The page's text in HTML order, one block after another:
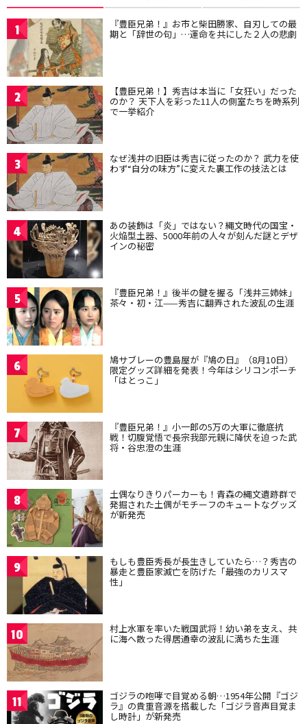
1 『豊臣兄弟！』お市と柴田勝家、自刃しての最
期と「辞世の句」…運命を共にした２人の悲劇
2 【豊臣兄弟！】秀吉は本当に「女狂い」だった
のか？ 天下人を彩った11人の側室たちを時系列
で一挙紹介
3 なぜ浅井の旧臣は秀吉に従ったのか？ 武力を使
わず“自分の味方”に変えた裏工作の技法とは
4 あの装飾は「炎」ではない？縄文時代の国宝・
火焔型土器、5000年前の人々が刻んだ謎とデザ
インの秘密
5 『豊臣兄弟！』後半の鍵を握る「浅井三姉妹」
茶々・初・江——秀吉に翻弄された波乱の生涯
6 鳩サブレーの豊島屋が『鳩の日』（8月10日）
限定グッズ詳細を発表！今年はシリコンポーチ
「はとっこ」
7 『豊臣兄弟！』小一郎の5万の大軍に徹底抗
戦！切腹覚悟で長宗我部元親に降伏を迫った武
将・谷忠澄の生涯
8 土偶なりきりパーカーも！青森の縄文遺跡群で
発掘された土偶がモチーフのキュートなグッズ
が新発売
9 もしも豊臣秀長が長生きしていたら…？秀吉の
暴走と豊臣家滅亡を防げた「最強のカリスマ
性」
10 村上水軍を率いた戦国武将！幼い弟を支え、共
に海へ散った得居通幸の波乱に満ちた生涯
11 ゴジラの咆哮で目覚める朝…1954年公開『ゴジ
ラ』の貴重音源を搭載した「ゴジラ音声目覚ま
し時計」が新発売